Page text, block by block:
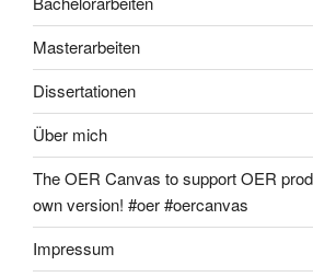
Masterarbeiten
Dissertationen
Über mich
The OER Canvas to support OER
own version! #oer #oercanvas
Impressum